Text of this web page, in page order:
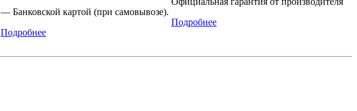
— Банковской картой (при самовывозе).
Подробнее
Подробнее